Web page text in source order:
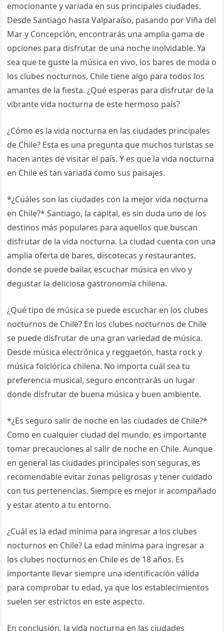
emocionante y variada en sus principales ciudades.
Desde Santiago hasta Valparaíso, pasando por Viña del
Mar y Concepción, encontrarás una amplia gama de
opciones para disfrutar de una noche inolvidable. Ya
sea que te guste la música en vivo, los bares de moda o
los clubes nocturnos, Chile tiene algo para todos los
amantes de la fiesta. ¿Qué esperas para disfrutar de la
vibrante vida nocturna de este hermoso país?
¿Cómo es la vida nocturna en las ciudades principales
de Chile? Esta es una pregunta que muchos turistas se
hacen antes de visitar el país. Y es que la vida nocturna
en Chile es tan variada como sus paisajes.
*¿Cuáles son las ciudades con la mejor vida nocturna
en Chile?* Santiago, la capital, es sin duda uno de los
destinos más populares para aquellos que buscan
disfrutar de la vida nocturna. La ciudad cuenta con una
amplia oferta de bares, discotecas y restaurantes,
donde se puede bailar, escuchar música en vivo y
degustar la deliciosa gastronomía chilena.
¿Qué tipo de música se puede escuchar en los clubes
nocturnos de Chile? En los clubes nocturnos de Chile
se puede disfrutar de una gran variedad de música.
Desde música electrónica y reggaetón, hasta rock y
música folclórica chilena. No importa cuál sea tu
preferencia musical, seguro encontrarás un lugar
donde disfrutar de buena música y buen ambiente.
*¿Es seguro salir de noche en las ciudades de Chile?*
Como en cualquier ciudad del mundo, es importante
tomar precauciones al salir de noche en Chile. Aunque
en general las ciudades principales son seguras, es
recomendable evitar zonas peligrosas y tener cuidado
con tus pertenencias. Siempre es mejor ir acompañado
y estar atento a tu entorno.
¿Cuál es la edad mínima para ingresar a los clubes
nocturnos en Chile? La edad mínima para ingresar a
los clubes nocturnos en Chile es de 18 años. Es
importante llevar siempre una identificación válida
para comprobar tu edad, ya que los establecimientos
suelen ser estrictos en este aspecto.
En conclusión, la vida nocturna en las ciudades